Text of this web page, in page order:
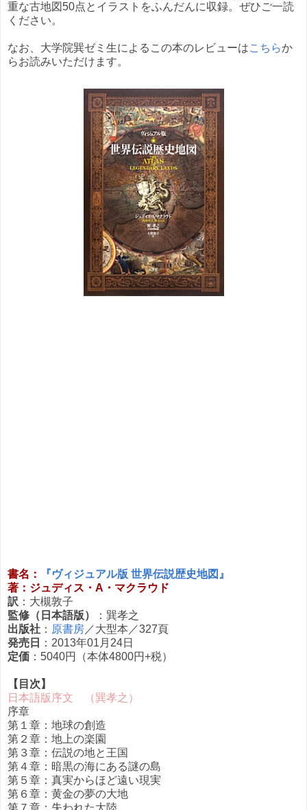
重な古地図50点とイラストをふんだんに収録。ぜひご一読
ください。
なお、大学院巽ゼミ生によるこの本のレビューはこちらか
らお読みいただけます。
書名：
『ヴィジュアル版 世界伝説歴史地図』
著：ジュディス・A・マクラウド
訳 ：大槻敦子
監修（日本語版）
：巽孝之
出版社 ： 原書房 ／大型本／327頁
発売日
：2013年01月24日
定価 ：5040円（本体4800円+税）
【目次】
日本語版序文 （巽孝之）
序章
第１章：地球の創造
第２章：地上の楽園
第３章：伝説の地と王国
第４章：暗黒の海にある謎の島
第５章：真実からほど遠い現実
第６章：黄金の夢の大地